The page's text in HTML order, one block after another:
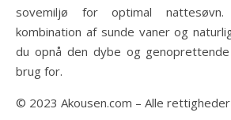
sovemiljø for optimal
kombination af sunde vaner og
du opnå den dybe og
brug for.
© 2023 Akousen.com – Alle